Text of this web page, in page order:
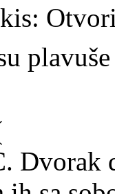
Dvorak